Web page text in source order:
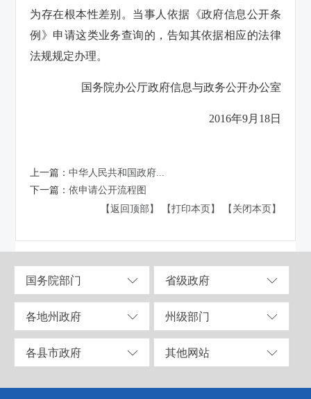
为存在根本性差别。当事人依据《政府信息公开条
例》申请这类业务查询的，告知其依据相应的法律
法规规定办理。
国务院办公厅政府信息与政务公开办公室
2016年9月18日
上一篇：中华人民共和国政府...
下一篇：依申请公开流程图
【返回顶部】
【打印本页】 【关闭本页】
国务院部门 省级政府
各地州政府 州级部门
各县市政府 其他网站